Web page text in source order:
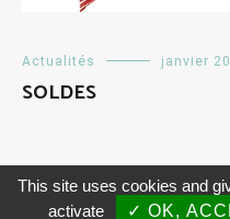
Actualités janvier
SOLDES
This site uses cookies and
activate
✓ OK,